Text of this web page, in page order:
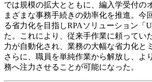
では規模の拡大とともに、編入学受付の
まざまな事務手続きの効率化を推進。今
る省力化を目指しRPAソリューション「
た。これにより、従来手作業に頼ってい
力が自動化され、業務の大幅な省力化と
さらに、職員を単純作業から解放し、よ
務へ注力させることが可能になった。